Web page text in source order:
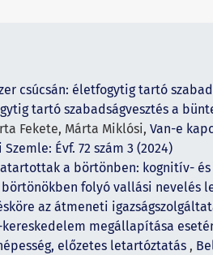
csúcsán: életfogytig tartó
tartó szabadságvesztés a
Fekete, Márta Miklósi, Van-e
Szemle: Évf. 72 szám 3 (2024)
a börtönben: kognitív-
börtönökben folyó vallási nevelés
az átmeneti
kereskedelem megállapítása
előzetes letartóztatás ,